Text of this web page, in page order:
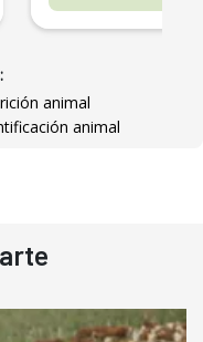
animal
animal